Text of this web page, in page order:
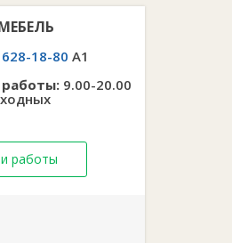
(раскладки):Еврокнига
пружиный блок
18-80 A1
9.00-20.00
работы